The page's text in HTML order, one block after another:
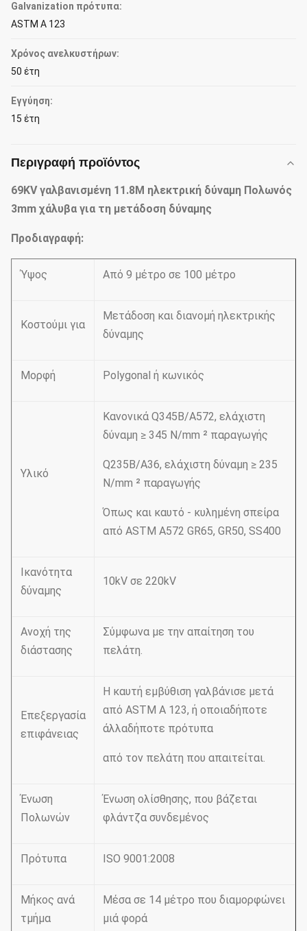
Galvanization πρότυπα:
ASTM Α 123
Χρόνος ανελκυστήρων:
50 έτη
Εγγύηση:
15 έτη
Περιγραφή προϊόντος
69KV γαλβανισμένη 11.8M ηλεκτρική δύναμη Πολωνός
3mm χάλυβα για τη μετάδοση δύναμης
Προδιαγραφή:
Ύψος Από 9 μέτρο σε 100 μέτρο
Κοστούμι για
Μετάδοση και διανομή ηλεκτρικής
δύναμης
Μορφή Polygonal ή κωνικός
Υλικό
Κανονικά Q345B/A572, ελάχιστη
δύναμη ≥ 345 N/mm ² παραγωγής
Q235B/A36, ελάχιστη δύναμη ≥ 235
N/mm ² παραγωγής
Όπως και καυτό - κυλημένη σπείρα
από ASTM A572 GR65, GR50, SS400
Ικανότητα
δύναμης
10kV σε 220kV
Ανοχή της
διάστασης
Σύμφωνα με την απαίτηση του
πελάτη.
Επεξεργασία
επιφάνειας
Η καυτή εμβύθιση γαλβάνισε μετά
από ASTM Α 123, ή οποιαδήποτε
άλλαδήποτε πρότυπα
από τον πελάτη που απαιτείται.
Ένωση
Πολωνών
Ένωση ολίσθησης, που βάζεται
φλάντζα συνδεμένος
Πρότυπα ISO 9001:2008
Μήκος ανά
τμήμα
Μέσα σε 14 μέτρο που διαμορφώνει
μιά φορά